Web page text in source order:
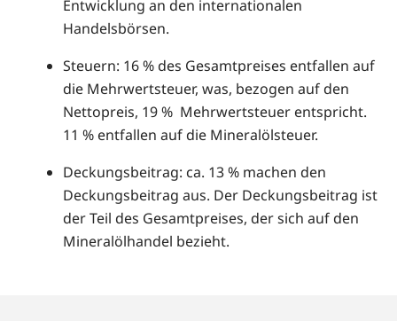
Entwicklung an den internationalen
Handelsbörsen.
Steuern: 16 % des Gesamtpreises entfallen auf
die Mehrwertsteuer, was, bezogen auf den
Nettopreis, 19 % Mehrwertsteuer entspricht.
11 % entfallen auf die Mineralölsteuer.
Deckungsbeitrag: ca. 13 % machen den
Deckungsbeitrag aus. Der Deckungsbeitrag ist
der Teil des Gesamtpreises, der sich auf den
Mineralölhandel bezieht.